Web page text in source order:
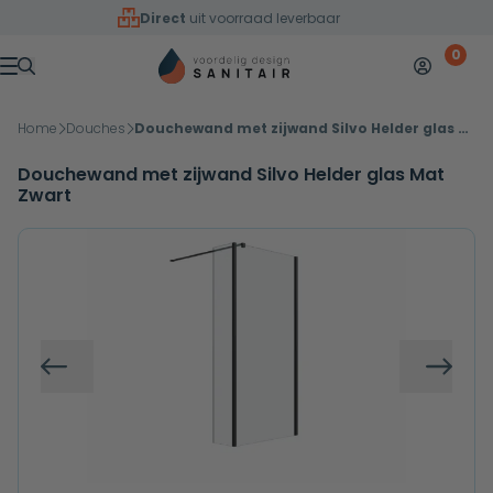
Overslaan naar inhoud
Direct uit voorraad leverbaar
Menu
Mijn 0
Home Douches Douchewand met zijwand Silvo Helder glas Mat Zwart
Douchewand met zijwand Silvo Helder glas Mat
Zwart
Vorige